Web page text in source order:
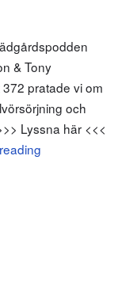
& Tony
pratade vi om
och
Lyssna här <<<